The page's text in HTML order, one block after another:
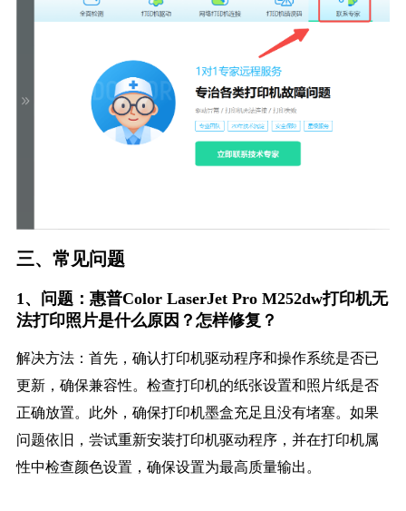
三、常见问题
1、问题：惠普Color LaserJet Pro M252dw打印机无
法打印照片是什么原因？怎样修复？
解决方法：首先，确认打印机驱动程序和操作系统是否已
更新，确保兼容性。检查打印机的纸张设置和照片纸是否
正确放置。此外，确保打印机墨盒充足且没有堵塞。如果
问题依旧，尝试重新安装打印机驱动程序，并在打印机属
性中检查颜色设置，确保设置为最高质量输出。